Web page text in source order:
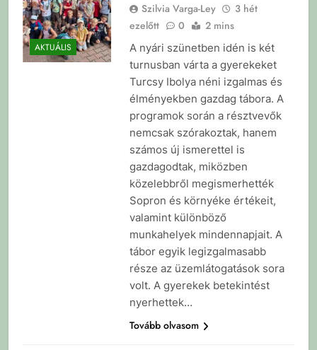
AKTUÁLIS
Szilvia Varga-Ley
3 hét
ezelőtt
0 2 mins
A nyári szünetben idén is két
turnusban várta a gyerekeket
Turcsy Ibolya néni izgalmas és
élményekben gazdag tábora. A
programok során a résztvevők
nemcsak szórakoztak, hanem
számos új ismerettel is
gazdagodtak, miközben
közelebbről megismerhették
Sopron és környéke értékeit,
valamint különböző
munkahelyek mindennapjait. A
tábor egyik legizgalmasabb
része az üzemlátogatások sora
volt. A gyerekek betekintést
nyerhettek…
Tovább olvasom